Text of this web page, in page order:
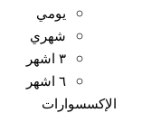
يومي
شهري
٣ اشهر
٦ اشهر
الإكسسوارات